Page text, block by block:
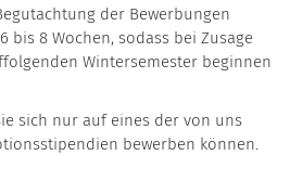
der Bewerbungen
bis 8 Wochen, sodass bei Zusage
Wintersemester beginnen
sich nur auf eines der von uns
bewerben können.